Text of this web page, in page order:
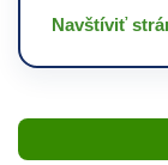
Navštíviť